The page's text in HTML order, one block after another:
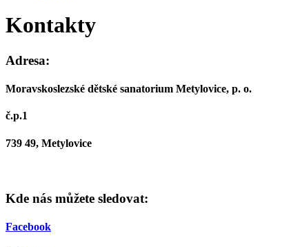
Kontakty
Adresa:
Moravskoslezské dětské sanatorium Metylovice, p. o.
č.p.1
739 49, Metylovice
Kde nás můžete sledovat:
Facebook